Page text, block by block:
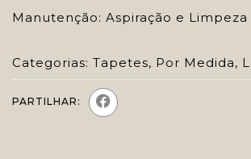
Manutenção: Aspiração e Limpeza
Categorias: Tapetes, Por Medida,
PARTILHAR: